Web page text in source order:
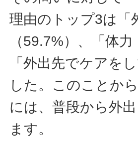
理由のトップ3は「
（59.7%）、「体
「外出先でケアを
した。このことか
には、普段から外
ます。